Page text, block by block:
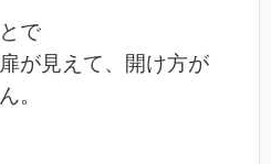
で
が見えて、開け方が
。